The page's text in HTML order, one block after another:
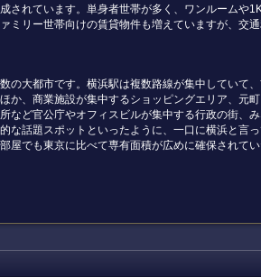
されています。単身者世帯が多く、ワンルームや
ミリー世帯向けの賃貸物件も増えていますが、交
の大都市です。横浜駅は複数路線が集中していて
か、商業施設が集中するショッピングエリア、元
など官公庁やオフィスビルが集中する行政の街、
な話題スポットといったように、一口に横浜と言
屋でも東京に比べて専有面積が広めに確保されて